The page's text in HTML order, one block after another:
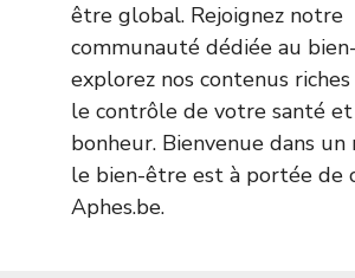
être global. Rejoignez notre
communauté dédiée au
explorez nos contenus
le contrôle de votre santé
bonheur. Bienvenue dans un
le bien-être est à portée de
Aphes.be.